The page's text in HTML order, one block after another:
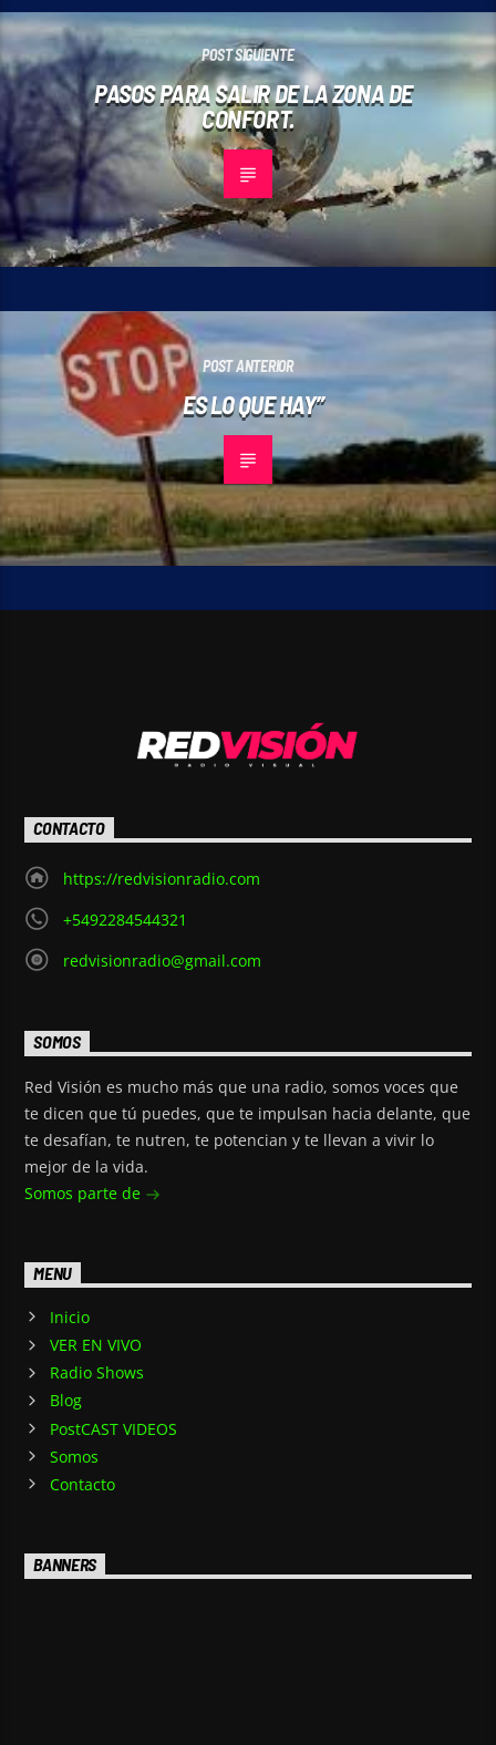
POST SIGUIENTE
PASOS PARA SALIR DE LA ZONA DE
CONFORT.
POST ANTERIOR
ES LO QUE HAY”
CONTACTO
https://redvisionradio.com
+5492284544321
redvisionradio@gmail.com
SOMOS
Red Visión es mucho más que una radio, somos voces que
te dicen que tú puedes, que te impulsan hacia delante, que
te desafían, te nutren, te potencian y te llevan a vivir lo
mejor de la vida.
Somos parte de
MENU
Inicio
VER EN VIVO
Radio Shows
Blog
PostCAST VIDEOS
Somos
Contacto
BANNERS